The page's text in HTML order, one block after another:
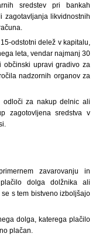
sredstev pri bankah
zagotavljanja likvidnostnih
odstotni delež v kapitalu,
leta, vendar najmanj 30
občinski upravi gradivo za
nadzornih organov za
odloči za nakup delnic ali
zagotovljena sredstva v
zavarovanju in
dolga dolžnika ali
s tem bistveno izboljšajo
dolga, katerega plačilo
plačan.